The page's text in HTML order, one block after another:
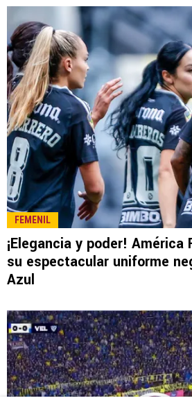
FEMENIL
¡Elegancia y poder! América
su espectacular uniforme
Azul